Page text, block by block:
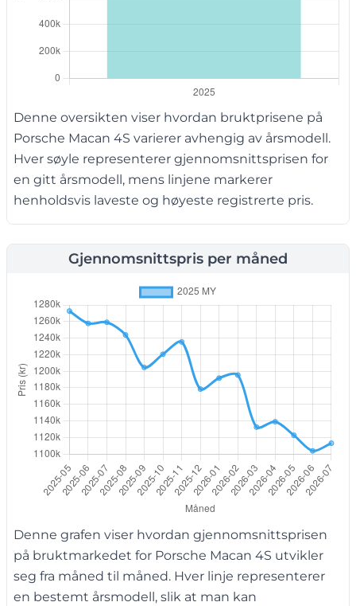
Denne oversikten viser hvordan bruktprisene på
Porsche Macan 4S varierer avhengig av årsmodell.
Hver søyle representerer gjennomsnittsprisen for
en gitt årsmodell, mens linjene markerer
henholdsvis laveste og høyeste registrerte pris.
Gjennomsnittspris per måned
Denne grafen viser hvordan gjennomsnittsprisen
på bruktmarkedet for Porsche Macan 4S utvikler
seg fra måned til måned. Hver linje representerer
en bestemt årsmodell, slik at man kan